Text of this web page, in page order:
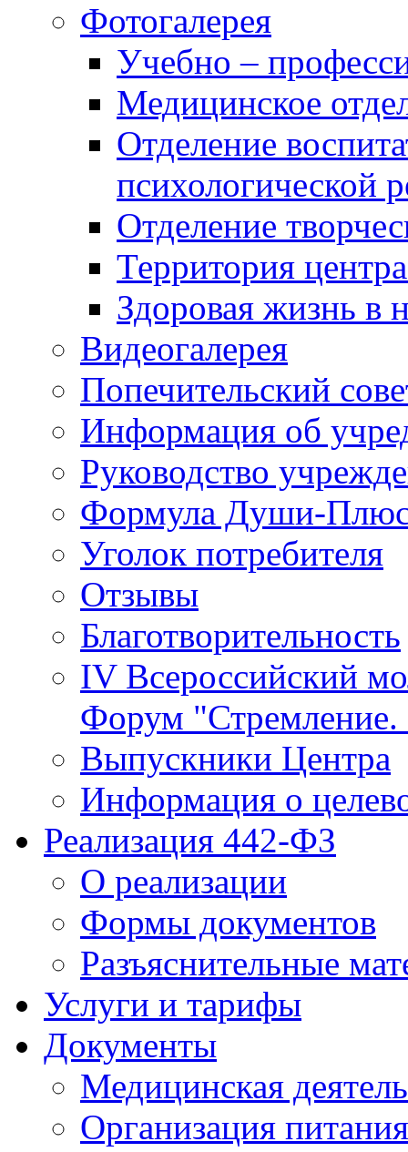
Фотогалерея
Учебно –
Медицинское
Отделение
психологической
Отделение
Территория
Здоровая жизнь в
Видеогалерея
Попечительский
Информация об
Руководство
Формула Души-
Уголок потребителя
Отзывы
Благотворительность
IV Всероссийский
Форум "Стремление.
Выпускники Центра
Информация о
Реализация 442-ФЗ
О реализации
Формы документов
Разъяснительные
Услуги и тарифы
Документы
Медицинская
Организация питания